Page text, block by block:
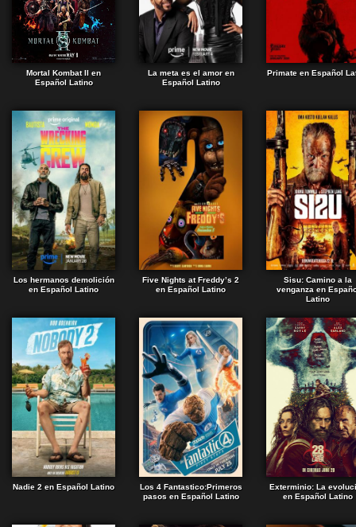
Mortal Kombat II en
Español Latino
La meta es el amor en
Español Latino
Primate en Español
Los hermanos demolición
en Español Latino
Five Nights at Freddy’s 2
en Español Latino
Sisu: Camino a la
venganza en
Latino
Nadie 2 en Español Latino
Los 4 Fantastico:Primeros
pasos en Español Latino
Exterminio: La
en Español Latino